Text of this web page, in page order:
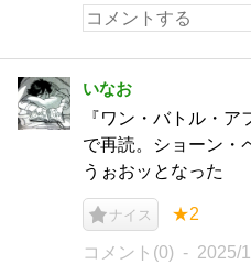
いなお
『ワン・バトル・
で再読。ショーン・
うぉおッとなった
ナイス ★2
コメント(0) 2025/